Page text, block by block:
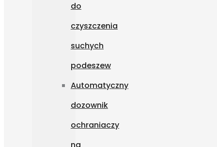
do
czyszczenia
suchych
podeszew
Automatyczny
dozownik
ochraniaczy